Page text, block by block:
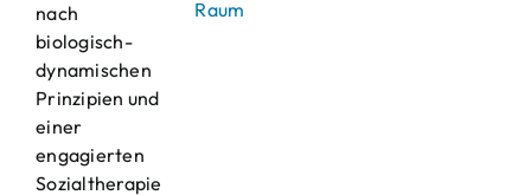
nach
biologisch-
dynamischen
Prinzipien und
einer
engagierten
Sozialtherapie
Raum